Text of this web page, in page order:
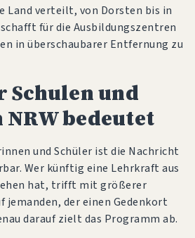
Land verteilt, von Dorsten bis in
für die Ausbildungszentren
in überschaubarer Entfernung zu
Schulen und
bedeutet
und Schüler ist die Nachricht
Wer künftig eine Lehrkraft aus
hat, trifft mit größerer
jemanden, der einen Gedenkort
darauf zielt das Programm ab.